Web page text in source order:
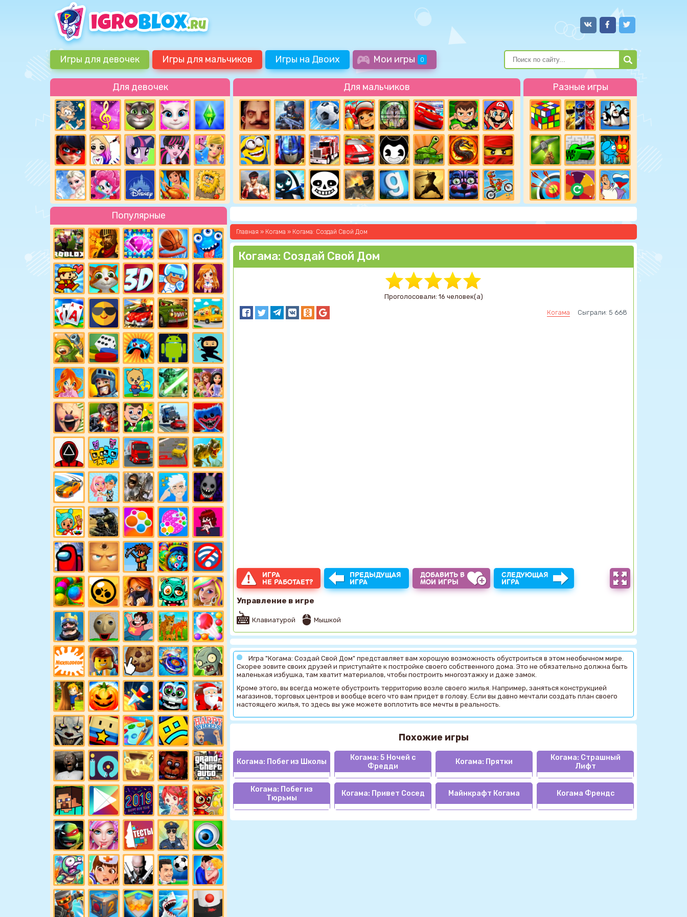
Игры для девочек Игры для мальчиков Игры на Двоих Мои игры 0
Для девочек Для мальчиков Разные игры
Популярные
Главная » Когама » Когама: Создай Свой Дом
Когама: Создай Свой Дом
Проголосовали: 16 человек(а)
Когама Сыграли: 5 668
ИГРА
НЕ РАБОТАЕТ?
ПРЕДЫДУЩАЯ
ИГРА
ДОБАВИТЬ В
МОИ ИГРЫ
СЛЕДУЮЩАЯ
ИГРА
Управление в игре
Клавиатурой Мышкой
Игра "Когама: Создай Свой Дом" представляет вам хорошую возможность обустроиться в этом необычном мире.
Скорее зовите своих друзей и приступайте к постройке своего собственного дома. Это не обязательно должна быть
маленькая избушка, там хватит материалов, чтобы построить многоэтажку и даже замок.
Кроме этого, вы всегда можете обустроить территорию возле своего жилья. Например, заняться конструкцией
магазинов, торговых центров и вообще всего что вам придет в голову. Если вы давно мечтали создать план своего
настоящего жилья, то здесь вы уже можете воплотить все мечты в реальность.
Похожие игры
Когама: Побег из Школы
Когама: 5 Ночей с
Фредди
Когама: Прятки
Когама: Страшный
Лифт
Когама: Побег из
Тюрьмы
Когама: Привет Сосед Майнкрафт Когама Когама Френдс